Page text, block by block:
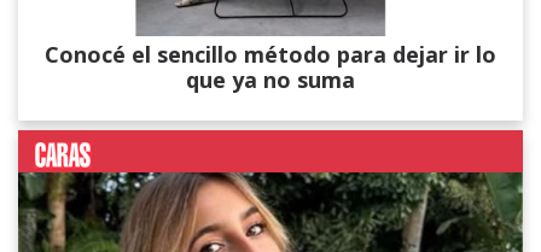
Conocé el sencillo método para dejar ir lo
que ya no suma